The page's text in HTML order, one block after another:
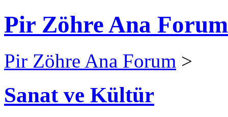
Pir Zöhre Ana Forum
Pir Zöhre Ana Forum >
Sanat ve Kültür